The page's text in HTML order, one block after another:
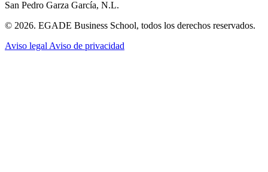
San Pedro Garza García, N.L.
© 2026. EGADE Business School, todos los derechos reservados.
Aviso legalAviso de privacidad